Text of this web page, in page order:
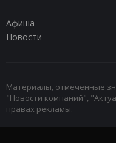
Афиша
Новости
Материалы, отмеченные
"Новости компаний",
правах рекламы.